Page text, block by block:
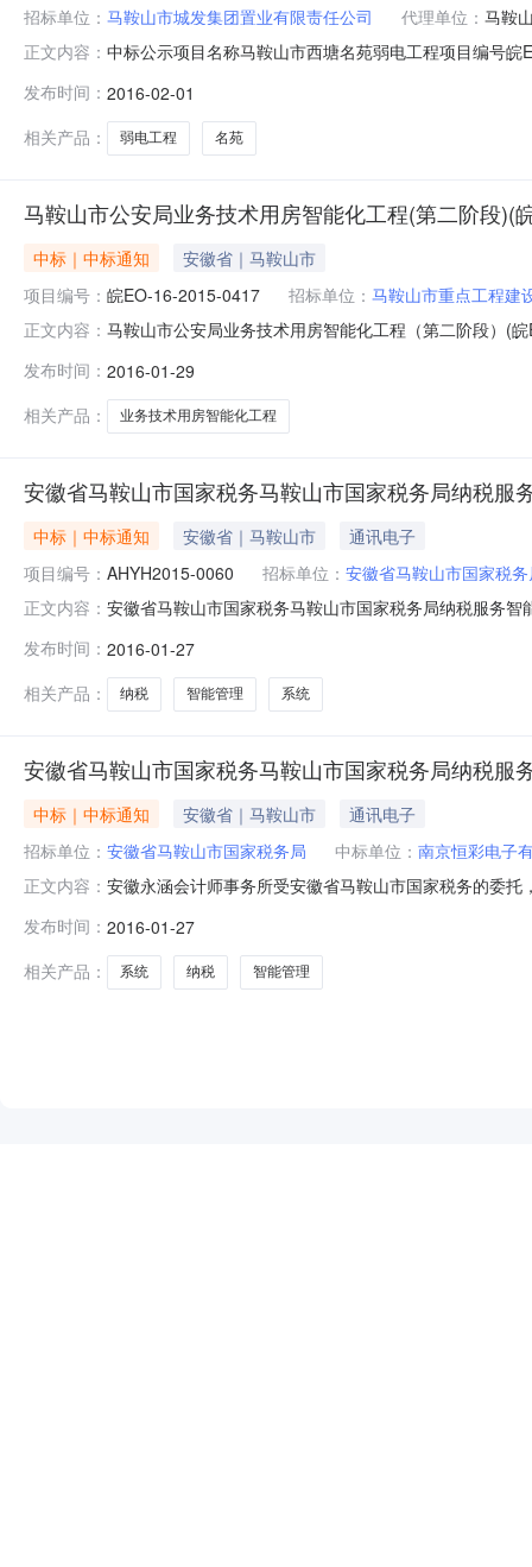
招标单位： 马鞍山市城发集团置业有限责任公司 代理单位： 马鞍
正文内容： 中标公示项目名称马鞍山市西塘名苑弱电工程项目编号
司投标价(元)/费率（%）1198025.85项目负责人（项目
发布时间： 2016-02-01
相关产品：
弱电工程 名苑
马鞍山市公安局业务技术用房智能化工程(第二阶段)(
中标｜中标通知
安徽省｜马鞍山市
项目编号： 皖EO-16-2015-0417 招标单位： 马鞍山市重点工程建
正文内容： 马鞍山市公安局业务技术用房智能化工程（第二阶段）(
目编号皖EO－16－2015－0417标段名称马鞍山市公安
发布时间： 2016-01-29
相关产品：
业务技术用房智能化工程
安徽省马鞍山市国家税务马鞍山市国家税务局纳税服
中标｜中标通知 安徽省｜马鞍山市
通讯电子
项目编号： AHYH2015-0060 招标单位： 安徽省马鞍山市国家税
正文内容： 安徽省马鞍山市国家税务马鞍山市国家税务局纳税服务
价小组成员名单及单一来源采购人员名单丁俊、叶云鹏
马鞍山
发布时间： 2016-01-27
相关产品：
纳税 智能管理 系统
安徽省马鞍山市国家税务马鞍山市国家税务局纳税服
中标｜中标通知 安徽省｜马鞍山市
通讯电子
招标单位： 安徽省马鞍山市国家税务局 中标单位： 南京恒彩电子
正文内容： 安徽永涵会计师事务所受安徽省马鞍山市国家税务的委
名称：安徽省马鞍山市国家税务采购人地址：马鞍山市
发布时间： 2016-01-27
相关产品：
系统 纳税 智能管理